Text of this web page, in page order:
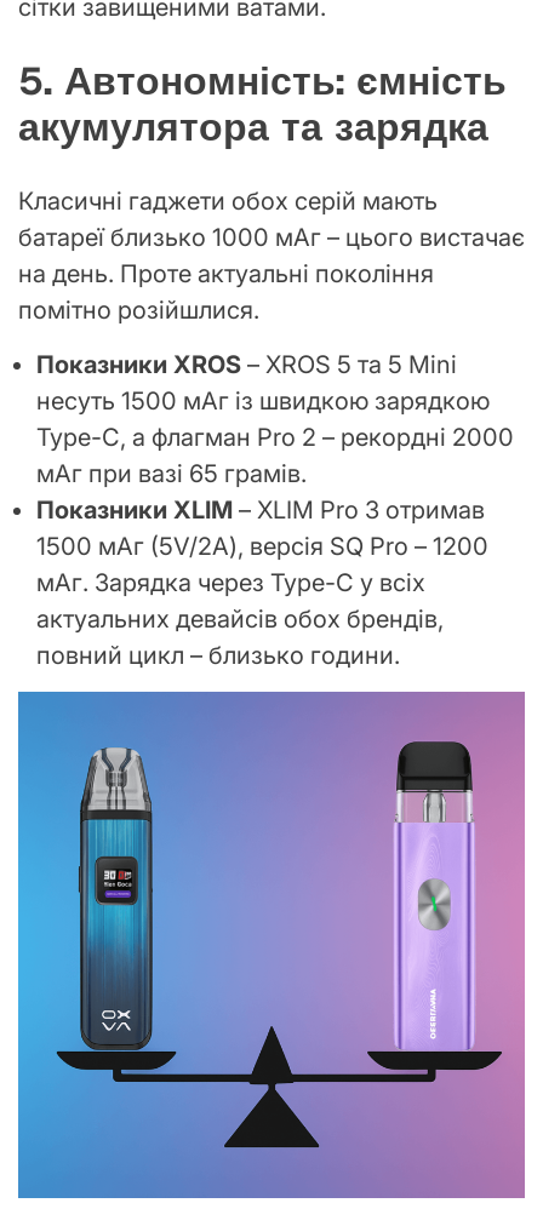
сітки завищеними ватами.
5. Автономність: ємність
акумулятора та зарядка
Класичні гаджети обох серій мають
батареї близько 1000 мАг – цього вистачає
на день. Проте актуальні покоління
помітно розійшлися.
Показники XROS – XROS 5 та 5 Mini
несуть 1500 мАг із швидкою зарядкою
Type-C, а флагман Pro 2 – рекордні 2000
мАг при вазі 65 грамів.
Показники XLIM – XLIM Pro 3 отримав
1500 мАг (5V/2A), версія SQ Pro – 1200
мАг. Зарядка через Type-C у всіх
актуальних девайсів обох брендів,
повний цикл – близько години.